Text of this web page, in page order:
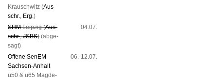
Krausch­witz (Aus­
schr., Erg.)
SHMLeip­zig (Aus­
schr.,JSBS) (ab­ge­
sagt)
04.07.
Offene SenEM
Sach­sen-An­halt
ü50 & ü65 Mag­de­
06.-12.07.